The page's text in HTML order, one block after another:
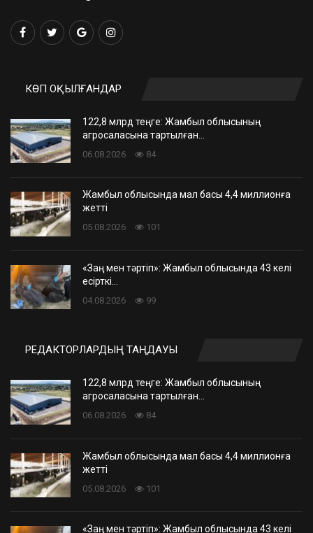
КӨП ОҚЫЛҒАНДАР
122,8 млрд теңге: Жамбыл облысының
агросаласына тартылған…
06.08.2026 84
Жамбыл облысында мал басы 4,4 миллионға
жетті
05.08.2026 101
«Заң мен тәртіп»: Жамбыл облысында 43 келі
есірткі…
04.08.2026 99
РЕДАКТОРЛАРДЫҢ ТАҢДАУЫ
122,8 млрд теңге: Жамбыл облысының
агросаласына тартылған…
06.08.2026 84
Жамбыл облысында мал басы 4,4 миллионға
жетті
05.08.2026 101
«Заң мен тәртіп»: Жамбыл облысында 43 келі